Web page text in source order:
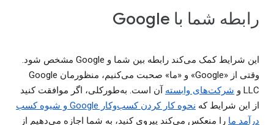
رابطه شما با Google
این شرایط کمک می‌کند رابطه بین شما و Google مشخص شود.
وقتی از «Google» و «ما» صحبت می‌کنیم، منظورمان Google
LLC و
شرکت‌های وابسته آن است. به‌طورکلی، اگر موافقت کنید
از این شرایط که
نحوه کار کردن کسب‌وکار Google و شیوه کسب
درآمد ما را منعکس می‌کند پیروی کنید، به شما اجازه می‌دهیم از